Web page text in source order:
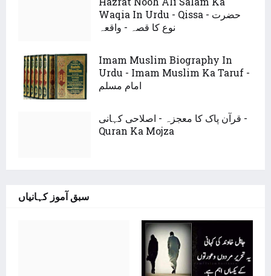
Waqia In Urdu - Qissa - حضرت
نوع کا قصہ - واقعہ
Imam Muslim Biography In
Urdu - Imam Muslim Ka Taruf -
امام مسلم
قرآن پاک کا معجزہ - اصلاحی کہانی -
Quran Ka Mojza
سبق آموز کہانیاں